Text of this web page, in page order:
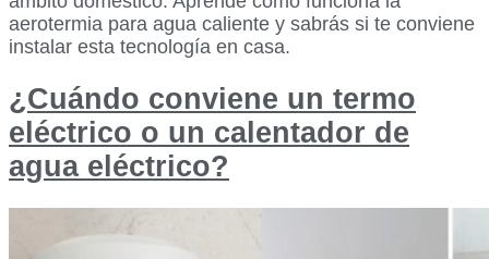
aerotermia para agua caliente y sabrás si te conviene
instalar esta tecnología en casa.
¿Cuándo conviene un termo
eléctrico o un calentador de
agua eléctrico?